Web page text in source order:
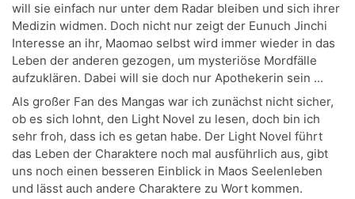
will sie einfach nur unter dem Radar bleiben und sich ihrer
Medizin widmen. Doch nicht nur zeigt der Eunuch Jinchi
Interesse an ihr, Maomao selbst wird immer wieder in das
Leben der anderen gezogen, um mysteriöse Mordfälle
aufzuklären. Dabei will sie doch nur Apothekerin sein ...
Als großer Fan des Mangas war ich zunächst nicht sicher,
ob es sich lohnt, den Light Novel zu lesen, doch bin ich
sehr froh, dass ich es getan habe. Der Light Novel führt
das Leben der Charaktere noch mal ausführlich aus, gibt
uns noch einen besseren Einblick in Maos Seelenleben
und lässt auch andere Charaktere zu Wort kommen.